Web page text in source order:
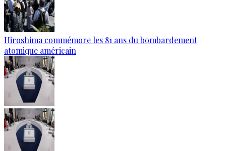
Hiroshima commémore les 81 ans du bombardement
atomique américain